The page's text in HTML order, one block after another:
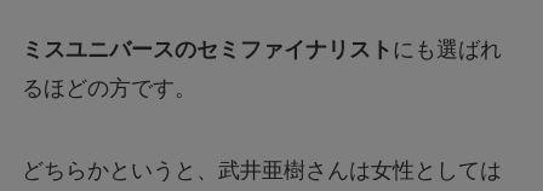
ミスユニバースのセミファイナリスト にも選ばれ
るほどの方です。
どちらかというと、武井亜樹さんは女性としては